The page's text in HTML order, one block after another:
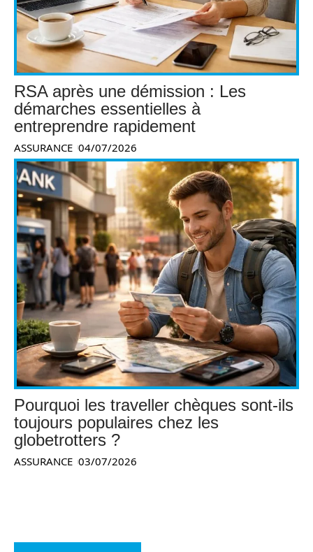
RSA après une démission : Les
démarches essentielles à
entreprendre rapidement
ASSURANCE 04/07/2026
Pourquoi les traveller chèques sont-ils
toujours populaires chez les
globetrotters ?
ASSURANCE 03/07/2026